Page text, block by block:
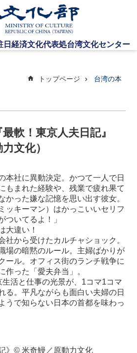
ックにジャンプします
トップページ 台湾の本
軟！東京人夫日記』
文化）
本社に異動決定。かつて一人で日
もまれた経験や、残業で疲れ果て
かった嫌な記憶を思い出す彼女。
ッキーマン）はかっこいいセリフ
ついてるよ！」
大違い！
社から受けたカルチャショック。
場の暗黙のルール。主婦ばかりが
ール。オフィス街のランチ戦争に
作った「愛夫弁当」。
活と仕事の光景が、 1コマ1コマ
る。平凡ながらも面白い夫婦の日
うで知らない日本の首都を味わっ
》© 米奇鰻／原動力文化